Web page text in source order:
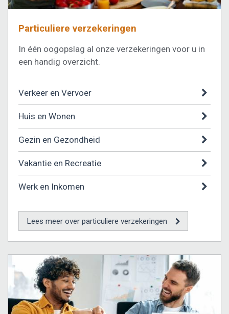
Particuliere verzekeringen
In één oogopslag al onze verzekeringen voor u in
een handig overzicht.
Verkeer en Vervoer
Huis en Wonen
Gezin en Gezondheid
Vakantie en Recreatie
Werk en Inkomen
Lees meer over particuliere verzekeringen